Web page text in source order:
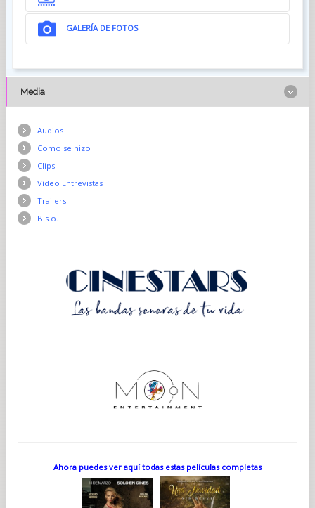
GALERÍA DE FOTOS
Media
Audios
Como se hizo
Clips
Vídeo Entrevistas
Trailers
B.s.o.
Ahora puedes ver aquí todas estas películas completas